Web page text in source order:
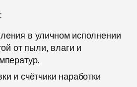
в уличном исполнении
от пыли, влаги и
и счётчики наработки